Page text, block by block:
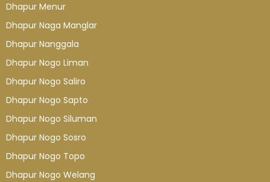
Dhapur Menur
Dhapur Naga Manglar
Dhapur Nanggala
Dhapur Nogo Liman
Dhapur Nogo Saliro
Dhapur Nogo Sapto
Dhapur Nogo Siluman
Dhapur Nogo Sosro
Dhapur Nogo Topo
Dhapur Nogo Welang